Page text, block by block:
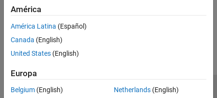
América
América Latina (Español)
Canada (English)
United States (English)
Europa
Belgium (English)
Netherlands(English)
Centro de confianza
Marcas comerciales